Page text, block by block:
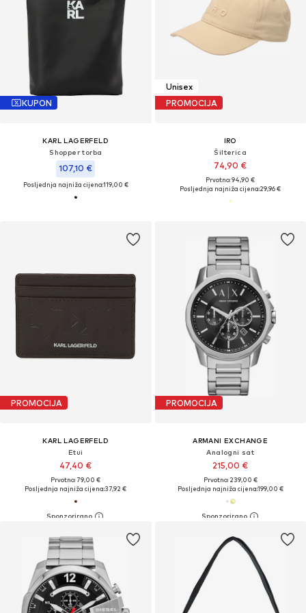
KUPON
KARL LAGERFELD
Shopper torba
107,10 €
Posljednja najniža cijena:119,00 €
Unisex
PROMOCIJA
IRO
Šilterica
74,90 €
Prvotno: 94,90 €
Posljednja najniža cijena:29,96 €
PROMOCIJA
KARL LAGERFELD
Etui
47,40 €
Prvotno: 79,00 €
Posljednja najniža cijena:37,92 €
PROMOCIJA
ARMANI EXCHANGE
Analogni sat
215,00 €
Prvotno: 239,00 €
Posljednja najniža cijena:199,00 €